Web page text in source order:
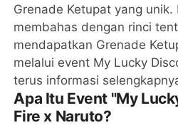
Grenade Ketupat yang
membahas dengan rinci
mendapatkan Grenade
melalui event My Lucky
terus informasi
Apa Itu Event "My
Fire x Naruto?